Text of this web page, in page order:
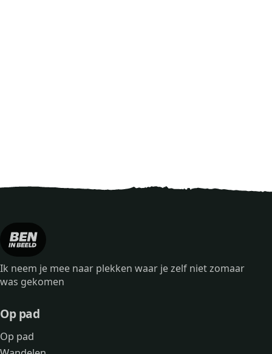
Ik neem je mee naar plekken waar je zelf niet zomaar
was gekomen
Op pad
Op pad